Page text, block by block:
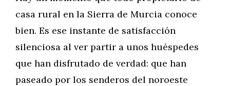
casa rural en la Sierra de Murcia conoce
bien. Es ese instante de satisfacción
silenciosa al ver partir a unos huéspedes
que han disfrutado de verdad: que han
paseado por los senderos del noroeste